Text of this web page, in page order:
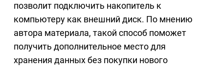
позволит подключить накопитель к
компьютеру как внешний диск. По мнению
автора материала, такой способ поможет
получить дополнительное место для
хранения данных без покупки нового